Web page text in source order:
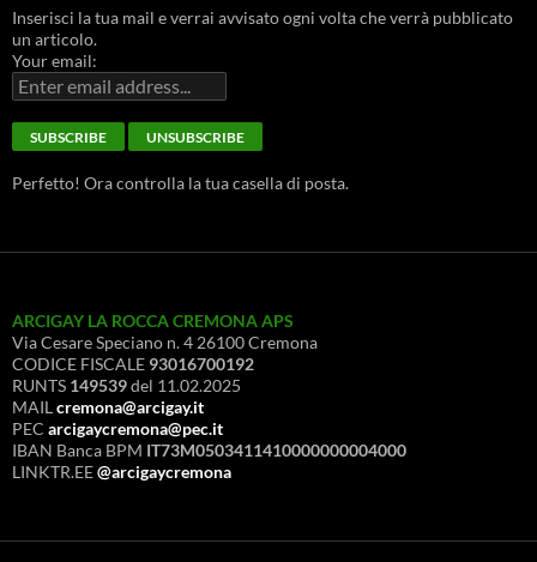
Inserisci la tua mail e verrai avvisato ogni volta che verrà pubblicato
un articolo.
Your email:
Perfetto! Ora controlla la tua casella di posta.
ARCIGAY LA ROCCA CREMONA APS
Via Cesare Speciano n. 4 26100 Cremona
CODICE FISCALE 93016700192
RUNTS 149539del 11.02.2025
MAIL cremona@arcigay.it
PEC arcigaycremona@pec.it
IBAN Banca BPM IT73M0503411410000000004000
LINKTR.EE@arcigaycremona